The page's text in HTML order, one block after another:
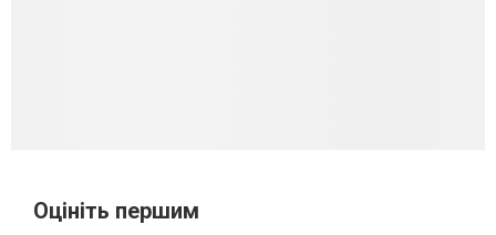
Оцініть першим